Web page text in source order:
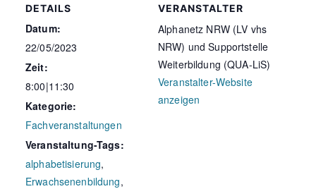
DETAILS
Datum:
22/05/2023
Zeit:
8:00|11:30
Kategorie:
Fachveranstaltungen
Veranstaltung-Tags:
alphabetisierung,
Erwachsenenbildung,
VERANSTALTER
Alphanetz NRW (LV vhs
NRW) und Supportstelle
Weiterbildung (QUA-LiS)
Veranstalter-Website
anzeigen